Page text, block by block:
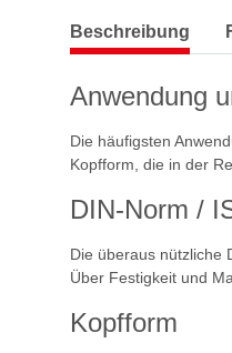
Beschreibung
Anwendung
Die häufigsten
Kopfform, die in der
DIN-Norm /
Die überaus nützliche
Über Festigkeit und
Kopfform